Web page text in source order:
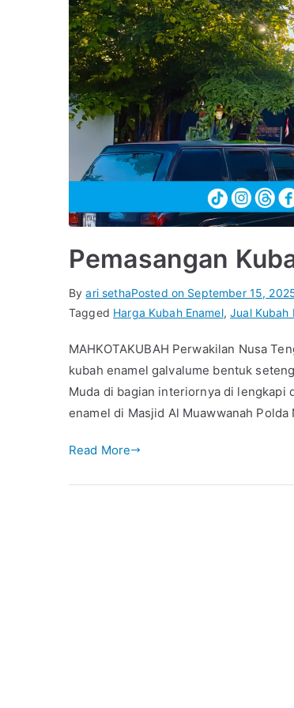
Pemasangan
Byari sethaPosted on September 15,
Tagged Harga Kubah Enamel,Jual Kubah
MAHKOTAKUBAH Perwakilan Nusa
kubah enamel galvalume bentuk
Muda di bagian interiornya di lengkapi
enamel di Masjid Al Muawwanah
Read More